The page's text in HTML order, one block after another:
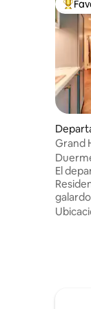
De
Grand
·
El
dan a